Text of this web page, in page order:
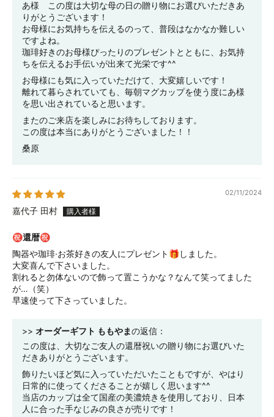
あ様 この度は大切な母の日の贈り物にお選びいただきあ
りがとうございます！
お母様にお気持ちを伝えるのって、普段はなかなか難しい
ですよね。
珈琲好きのお母様ぴったりのプレゼントとともに、お気持
ちを伝えるお手伝いが出来て光栄です^^
お母様にも気に入っていただけて、大変嬉しいです！
離れて暮らされていても、毎朝マグカップを使う度にあ様
を思い出されていると思います。
またのご来店を楽しみにお待ちしております。
この度は本当にありがとうございました！！
桑原
02/11/2024
嘉代子 田村
㊗還暦㊗
陶器や珈琲·お茶好きの友人にプレゼント🎁しました。
大変喜んで下さいました。
割れると勿体ないので飾って置こうかな？なんて笑ってました
が…（笑）
早速使って下さっていました。
>> オーダーギフト ももやまの返信：
この度は、大切なご友人の還暦祝いの贈り物にお選びいた
だきありがとうございます。
飾りたいほど気に入っていただいたこともですが、やはり
日常的に使ってくださることが嬉しく思います^^
当店のカップは全て国産の美濃焼きを使用しており、日本
人に合った手なじみの良さが売りです！